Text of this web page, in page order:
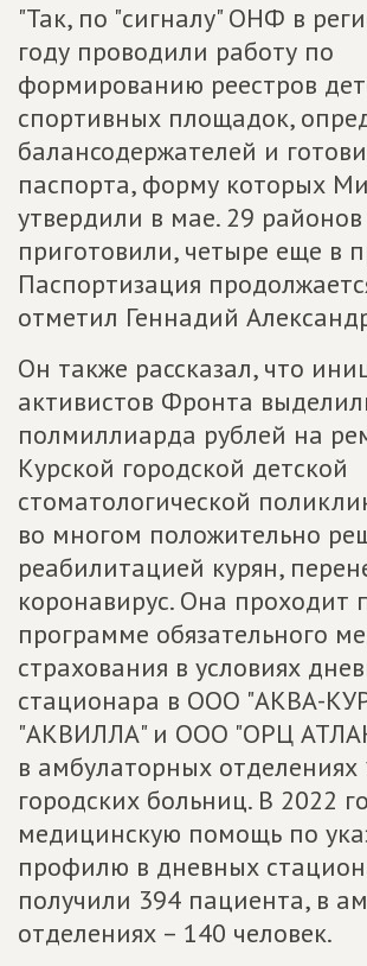
"Так, по "сигналу" ОНФ в
году проводили работу по
формированию реестров
спортивных площадок,
балансодержателей и
паспорта, форму которых
утвердили в мае. 29
приготовили, четыре еще в
Паспортизация
отметил Геннадий
Он также рассказал, что
активистов Фронта
полмиллиарда рублей на
Курской городской детской
стоматологической
во многом положительно
реабилитацией курян,
коронавирус. Она проходит
программе обязательного
страхования в условиях
стационара в ООО "АКВА-
"АКВИЛЛА" и ООО "ОРЦ
в амбулаторных
городских больниц. В 2022
медицинскую помощь по
профилю в дневных
получили 394 пациента, в
отделениях – 140 человек.